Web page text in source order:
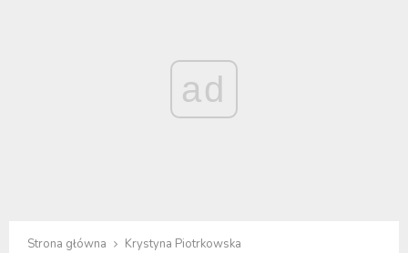
ad
Strona główna Krystyna Piotrkowska